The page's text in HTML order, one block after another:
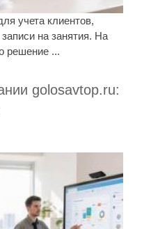
учета клиентов,
на занятия. На
решение ...
golosavtop.ru: